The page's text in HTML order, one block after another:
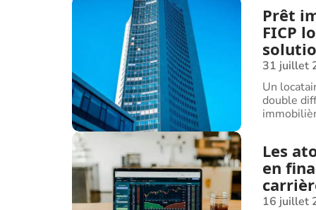
Prêt
FICP
31 juillet
Un
double
Les
en
16 juillet